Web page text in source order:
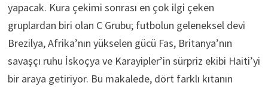
yapacak. Kura çekimi sonrası en çok ilgi çeken
gruplardan biri olan C Grubu; futbolun geleneksel devi
Brezilya, Afrika’nın yükselen gücü Fas, Britanya’nın
savaşçı ruhu İskoçya ve Karayipler’in sürpriz ekibi Haiti’yi
bir araya getiriyor. Bu makalede, dört farklı kıtanın